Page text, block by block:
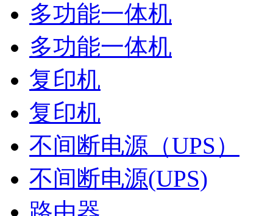
多功能一体机
多功能一体机
复印机
复印机
不间断电源（UPS）
不间断电源(UPS)